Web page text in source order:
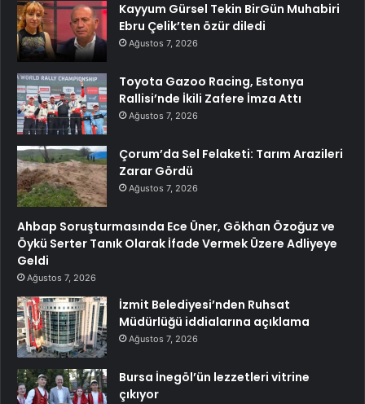
Kayyum Gürsel Tekin BirGün Muhabiri
Ebru Çelik’ten özür diledi
Ağustos 7, 2026
Toyota Gazoo Racing, Estonya
Rallisi’nde İkili Zafere İmza Attı
Ağustos 7, 2026
Çorum’da Sel Felaketi: Tarım Arazileri
Zarar Gördü
Ağustos 7, 2026
Ahbap Soruşturmasında Ece Üner, Gökhan Özoğuz ve
Öykü Serter Tanık Olarak İfade Vermek Üzere Adliyeye
Geldi
Ağustos 7, 2026
İzmit Belediyesi’nden Ruhsat
Müdürlüğü iddialarına açıklama
Ağustos 7, 2026
Bursa İnegöl’ün lezzetleri vitrine
çıkıyor